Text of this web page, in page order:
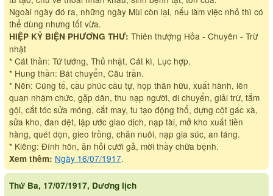
Ngoài ngày đó ra, những ngày Mùi còn lại, nếu làm việc nhỏ thì có
thể dùng nhưng tốt vừa.
HIỆP KỶ BIỆN PHƯƠNG THƯ: Thiên thượng Hỏa - Chuyên - Trừ
nhật
* Cát thần: Tứ tướng, Thủ nhật, Cát kì, Lục hợp.
* Hung thần: Bát chuyển, Câu trần.
* Nên: Cúng tế, cầu phúc cầu tự, họp thân hữu, xuất hành, lên
quan nhậm chức, gặp dân, thu nạp người, di chuyển, giải trừ, tắm
gội, cắt tóc sửa móng, cắt may, tu tạo động thổ, dựng cột gác xà,
sửa kho, đan dệt, lập ước giao dịch, nạp tài, mở kho xuất tiền
hàng, quét dọn, gieo trồng, chăn nuôi, nạp gia súc, an táng.
* Kiêng: Đính hôn, ăn hỏi cưới gả, mời thầy chữa bệnh.
Xem thêm: Ngày 16/07/1917.
Thứ Ba, 17/07/1917, Dương lịch